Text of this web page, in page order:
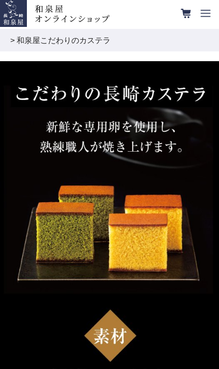
> 和泉屋こだわりのカステラ